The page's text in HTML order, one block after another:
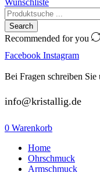
Wunschliste
Search
Recommended for you
Facebook Instagram
Bei Fragen schreiben Sie
info@kristallig.de
0 Warenkorb
Home
Ohrschmuck
Armschmuck